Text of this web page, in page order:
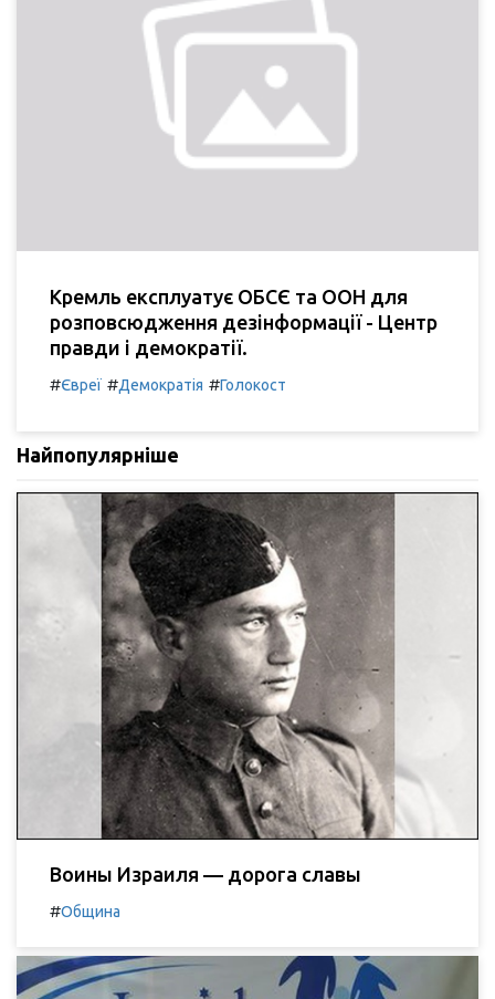
Кремль експлуатує ОБСЄ та ООН для
розповсюдження дезінформації - Центр
правди і демократії.
#Євреї #Демократія #Голокост
Найпопулярніше
Воины Израиля — дорога славы
#Община